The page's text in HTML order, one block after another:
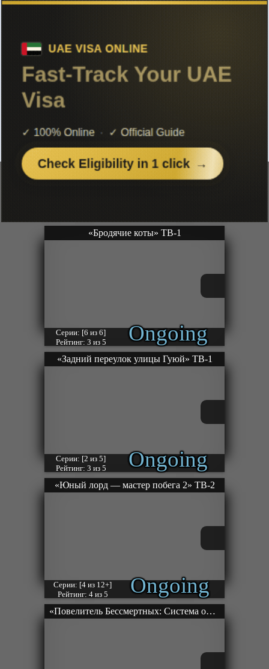
Список аниме в жанре Приключения
Чтобы не терять с нами связь,
подписывайся на наш Telegram
Серии: [6 из 6]
Рейтинг: 3 из 5
Ongoing
«Бродячие коты» ТВ-1
Серии: [2 из 5]
Рейтинг: 3 из 5
Ongoing
«Задний переулок улицы Гуюй» ТВ-1
Серии: [4 из 12+]
Рейтинг: 4 из 5
Ongoing
«Юный лорд — мастер побега 2» ТВ-2
«Повелитель Бессмертных: Система опоздала на 80 000 лет» ТВ-1